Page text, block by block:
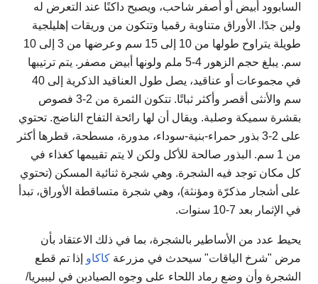
السابوود أبيض أو أصفر شاحب، ويصبح داكنًا عند التعرض له
ولين جدًا. الأوراق متناوبة رقميا وتتكون من وريقات إهليلجية
طويلة يتراوح طولها من 10 إلى 15 سم وعرضها من 3 إلى 10
سم. يبلغ حجم الزهور 4-5 ملم ولونها أبيض مصفر. يتم ترتيبها
في مجموعات أو عناقيد، يصل طول العناقيد الذكرية إلى 40
سم والأنثى أقصر وأكثر ثباتًا. تتكون الثمرة من 2-3 فصوص
بقشرة سميكة وصلبة. ويقال أن لها رائحة التفاح الناضج. تحتوي
على 2-3 بذور حمراء-بنية-سوداء، مدورة، مسطحة، قطرها أكثر
من 1 سم. البذور صالحة للأكل ولكن لا يتم تقييمها كغذاء في
كل مكان توجد فيه الشجرة. وهي شجرة ثنائية المسكن (تحتوي
على أشجار مذكرّة ومؤنثة)، وهي شجرة متساقطة الأوراق، تبدأ
في الإثمار بعد 7-10 سنوات.
يحيط عدد من الأساطير بالشجرة، بما في ذلك الاعتقاد بأن
مرض "شرخ الياقات" سيحدث في مزرعة كاكاو إذا تم قطع
الشجرة وأن وضع رماد اللحاء على وجوه الصيادين في ليبيريا/